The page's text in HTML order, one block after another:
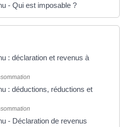
- Qui est imposable ?
: déclaration et revenus à
: déductions, réductions et
- Déclaration de revenus